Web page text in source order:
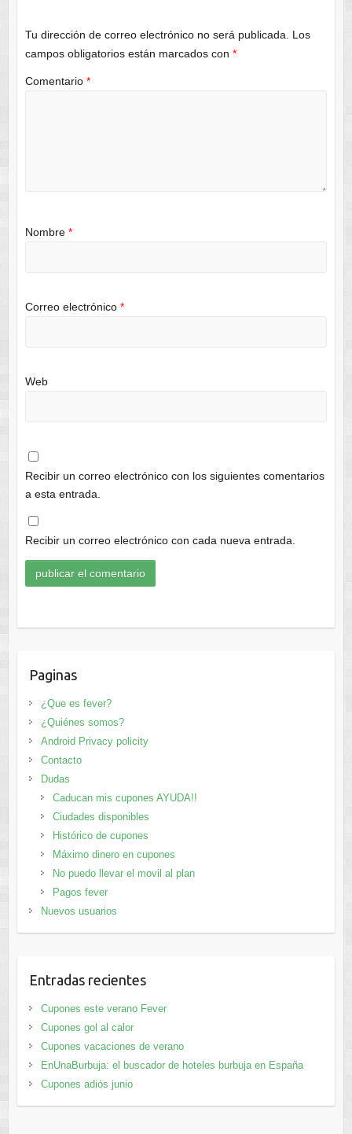
Tu dirección de correo electrónico no será publicada.
Los
campos obligatorios están marcados con *
Comentario *
Nombre *
Correo electrónico *
Web
Recibir un correo electrónico con los siguientes comentarios
a esta entrada.
Recibir un correo electrónico con cada nueva entrada.
Paginas
¿Que es fever?
¿Quiénes somos?
Android Privacy policity
Contacto
Dudas
Caducan mis cupones AYUDA!!
Ciudades disponibles
Histórico de cupones
Máximo dinero en cupones
No puedo llevar el movil al plan
Pagos fever
Nuevos usuarios
Entradas recientes
Cupones este verano Fever
Cupones gol al calor
Cupones vacaciones de verano
EnUnaBurbuja: el buscador de hoteles burbuja en España
Cupones adiós junio